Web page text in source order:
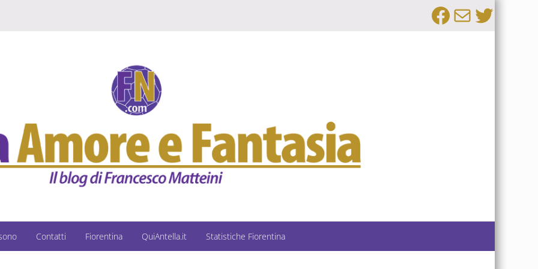
Facebook
Email
Contatti Fiorentina QuiAntella.it Statistiche Fiorentina